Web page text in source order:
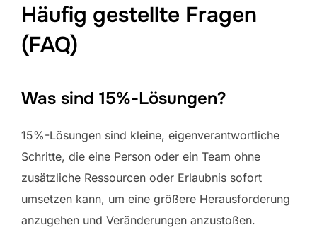
Häufig gestellte Fragen
(FAQ)
Was sind 15%-Lösungen?
15%-Lösungen sind kleine, eigenverantwortliche
Schritte, die eine Person oder ein Team ohne
zusätzliche Ressourcen oder Erlaubnis sofort
umsetzen kann, um eine größere Herausforderung
anzugehen und Veränderungen anzustoßen.